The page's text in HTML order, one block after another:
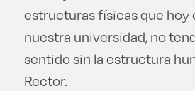
estructuras físicas que hoy
nuestra universidad, no
sentido sin la estructura
Rector.